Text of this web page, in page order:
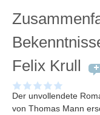
Die Räuber
Woyzeck
Felix Krull
Der unvollendete
von Thomas Mann